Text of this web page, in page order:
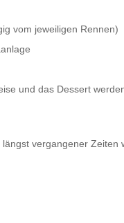
vom jeweiligen Rennen)
und das Dessert
vergangener